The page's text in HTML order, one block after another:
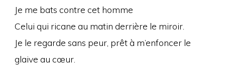
Je me bats contre cet homme
Celui qui ricane au matin derrière le miroir.
Je le regarde sans peur, prêt à m’enfoncer le
glaive au cœur.